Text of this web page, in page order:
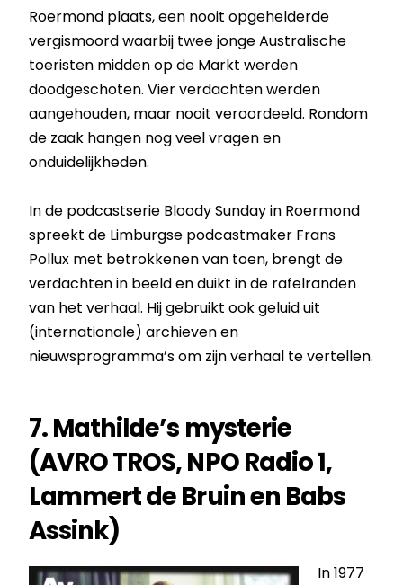
Roermond plaats, een nooit opgehelderde
vergismoord waarbij twee jonge Australische
toeristen midden op de Markt werden
doodgeschoten. Vier verdachten werden
aangehouden, maar nooit veroordeeld. Rondom
de zaak hangen nog veel vragen en
onduidelijkheden.
In de podcastserie Bloody Sunday in Roermond
spreekt de Limburgse podcastmaker Frans
Pollux met betrokkenen van toen, brengt de
verdachten in beeld en duikt in de rafelranden
van het verhaal. Hij gebruikt ook geluid uit
(internationale) archieven en
nieuwsprogramma’s om zijn verhaal te vertellen.
7. Mathilde’s mysterie
(AVRO TROS, NPO Radio 1,
Lammert de Bruin en Babs
Assink)
In 1977